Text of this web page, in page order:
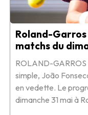
Roland-
matchs du
ROLAND-
simple, João
en vedette. Le
dimanche 31 mai à